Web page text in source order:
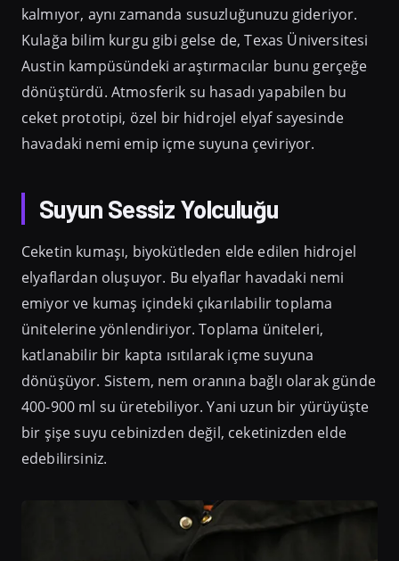
kalmıyor, aynı zamanda susuzluğunuzu gideriyor.
Kulağa bilim kurgu gibi gelse de, Texas Üniversitesi
Austin kampüsündeki araştırmacılar bunu gerçeğe
dönüştürdü. Atmosferik su hasadı yapabilen bu
ceket prototipi, özel bir hidrojel elyaf sayesinde
havadaki nemi emip içme suyuna çeviriyor.
Suyun Sessiz Yolculuğu
Ceketin kumaşı, biyokütleden elde edilen hidrojel
elyaflardan oluşuyor. Bu elyaflar havadaki nemi
emiyor ve kumaş içindeki çıkarılabilir toplama
ünitelerine yönlendiriyor. Toplama üniteleri,
katlanabilir bir kapta ısıtılarak içme suyuna
dönüşüyor. Sistem, nem oranına bağlı olarak günde
400-900 ml su üretebiliyor. Yani uzun bir yürüyüşte
bir şişe suyu cebinizden değil, ceketinizden elde
edebilirsiniz.